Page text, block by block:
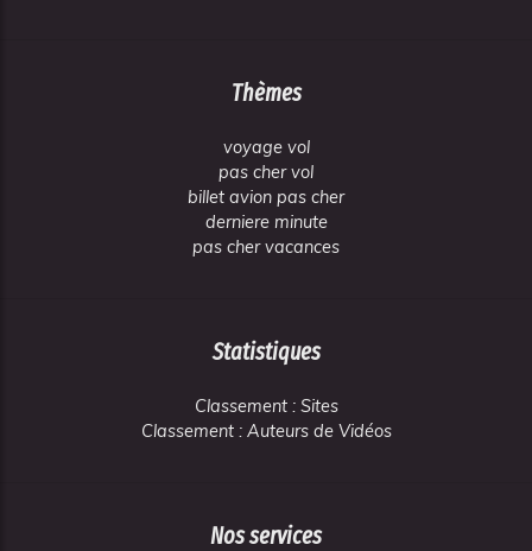
Thèmes
voyage vol
pas cher vol
billet avion pas cher
derniere minute
pas cher vacances
Statistiques
Classement : Sites
Classement : Auteurs de Vidéos
Nos services